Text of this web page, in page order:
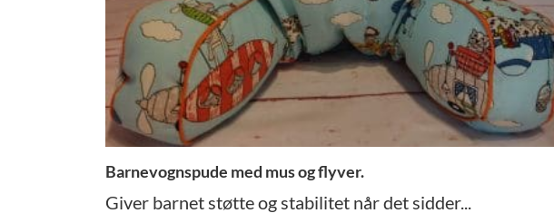
Barnevognspude med mus og flyver.
Giver barnet støtte og stabilitet når det sidder...